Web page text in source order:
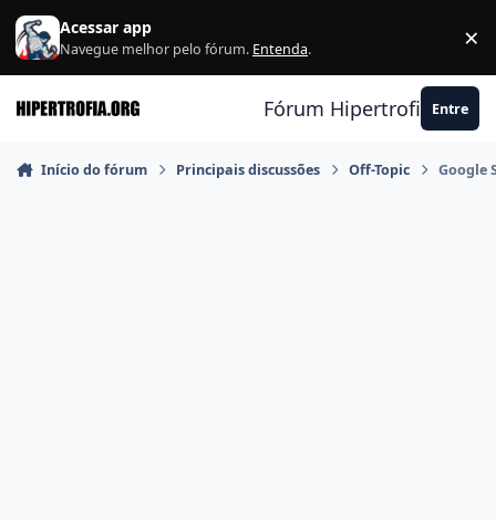
Ir para conteúdo
Acessar app
Navegue melhor pelo fórum. Entenda. ×
Fórum Hipertrofia.org
Entre
Início do fórum Principais discussões Off-Topic Google